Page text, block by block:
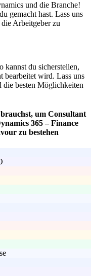
und die Branche!
gemacht hast. Lass uns
Arbeitgeber zu
kannst du sicherstellen,
bearbeitet wird. Lass uns
die besten Möglichkeiten
um Consultant
365 – Finance
zu bestehen